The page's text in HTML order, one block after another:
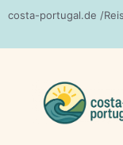
Zum
springen
costa-portugal.de /